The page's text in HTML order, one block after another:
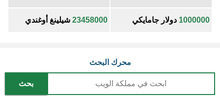
1000000 دولار جامايكي 23458000 شيلينغ أوغندي
محرك البحث
بحث